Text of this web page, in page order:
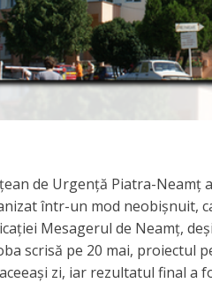
de Urgență Piatra-
într-un mod neobișnuit,
Mesagerul de Neamț,
scrisă pe 20 mai, proiectul
zi, iar rezultatul final a